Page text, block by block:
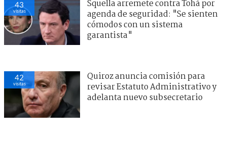
43
visitas
Squella arremete contra Tohá por
agenda de seguridad: "Se sienten
cómodos con un sistema
garantista"
42
visitas
Quiroz anuncia comisión para
revisar Estatuto Administrativo y
adelanta nuevo subsecretario